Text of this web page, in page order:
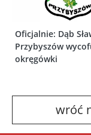
Oficjalnie: Dąb
Przybyszów
okręgówki
wróć